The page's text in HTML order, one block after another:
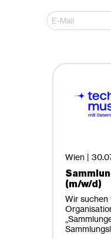
Innsbruck
Krems an der
Wien
Anstellungsart
Freie
Lehre,
Praktikum
Wien |
(m/w/d)
Wir suchen